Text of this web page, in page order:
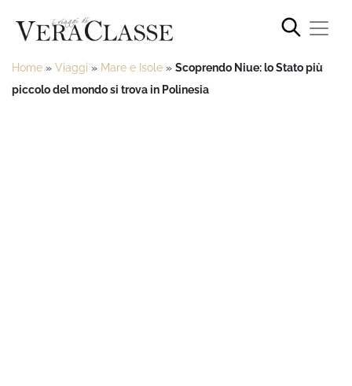
Home » Viaggi » Mare e Isole » Scoprendo Niue: lo Stato più
piccolo del mondo si trova in Polinesia